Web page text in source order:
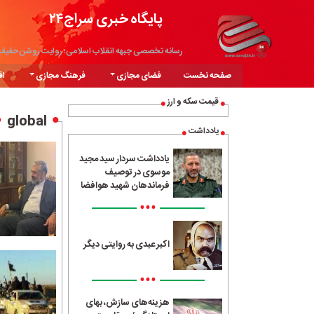
پایگاه خبری سراج۲۴
رسانه تخصصی جبهه انقلاب اسلامی؛ روایت روشن
صفحه نخست
فضای مجازی فرهنگ مجازی
قیمت سکه و ارز
یادداشت
یادداشت سردار سید مجید
موسوی در توصیف
فرماندهان شهید هوافضا
•••
اکبر عبدی به روایتی دیگر
•••
هزینه‌های سازش، بهای
global